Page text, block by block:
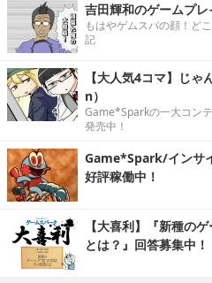
吉田輝和のゲームプ
もはやゲムスパの顔！ど
記
【大人気4コマ】じ
n）
Game*Sparkの一大コン
発売中！
Game*Spark/インサ
好評稼働中！
【大喜利】『新種の
とは？』回答募集中！